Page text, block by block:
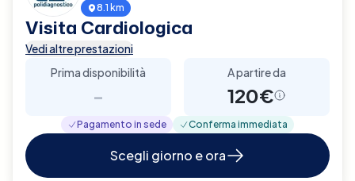
8.1 km
Visita Cardiologica
Vedi altre prestazioni
Prima disponibilità
-
A partire da
120€
Pagamento in sede Conferma immediata
Scegli giorno e ora